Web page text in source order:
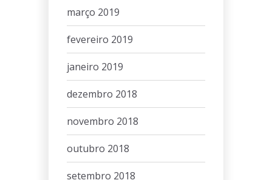
março 2019
fevereiro 2019
janeiro 2019
dezembro 2018
novembro 2018
outubro 2018
setembro 2018